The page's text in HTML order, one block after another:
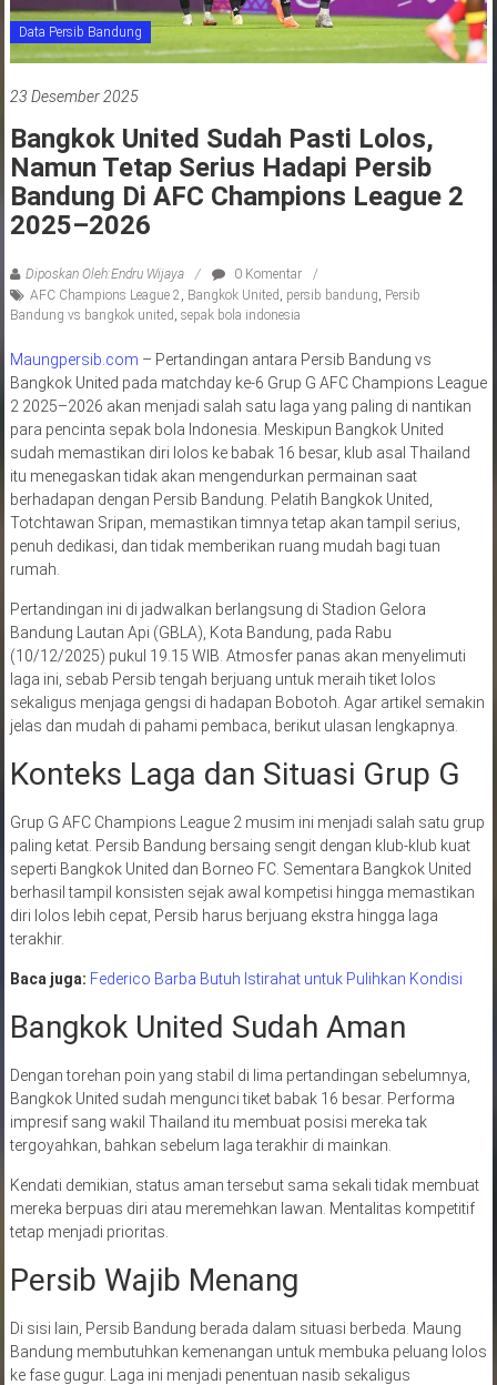
Data Persib Bandung
23 Desember 2025
Bangkok United Sudah Pasti Lolos,
Namun Tetap Serius Hadapi Persib
Bandung Di AFC Champions League 2
2025–2026
Diposkan Oleh:Endru Wijaya
0 Komentar
AFC Champions League 2
Bangkok United persib bandung Persib
Bandung vs bangkok united sepak bola indonesia
Maungpersib.com – Pertandingan antara Persib Bandung vs
Bangkok United pada matchday ke-6 Grup G AFC Champions League
2 2025–2026 akan menjadi salah satu laga yang paling di nantikan
para pencinta sepak bola Indonesia. Meskipun Bangkok United
sudah memastikan diri lolos ke babak 16 besar, klub asal Thailand
itu menegaskan tidak akan mengendurkan permainan saat
berhadapan dengan Persib Bandung. Pelatih Bangkok United,
Totchtawan Sripan, memastikan timnya tetap akan tampil serius,
penuh dedikasi, dan tidak memberikan ruang mudah bagi tuan
rumah.
Pertandingan ini di jadwalkan berlangsung di Stadion Gelora
Bandung Lautan Api (GBLA), Kota Bandung, pada Rabu
(10/12/2025) pukul 19.15 WIB. Atmosfer panas akan menyelimuti
laga ini, sebab Persib tengah berjuang untuk meraih tiket lolos
sekaligus menjaga gengsi di hadapan Bobotoh. Agar artikel semakin
jelas dan mudah di pahami pembaca, berikut ulasan lengkapnya.
Konteks Laga dan Situasi Grup G
Grup G AFC Champions League 2 musim ini menjadi salah satu grup
paling ketat. Persib Bandung bersaing sengit dengan klub-klub kuat
seperti Bangkok United dan Borneo FC. Sementara Bangkok United
berhasil tampil konsisten sejak awal kompetisi hingga memastikan
diri lolos lebih cepat, Persib harus berjuang ekstra hingga laga
terakhir.
Baca juga: Federico Barba Butuh Istirahat untuk Pulihkan Kondisi
Bangkok United Sudah Aman
Dengan torehan poin yang stabil di lima pertandingan sebelumnya,
Bangkok United sudah mengunci tiket babak 16 besar. Performa
impresif sang wakil Thailand itu membuat posisi mereka tak
tergoyahkan, bahkan sebelum laga terakhir di mainkan.
Kendati demikian, status aman tersebut sama sekali tidak membuat
mereka berpuas diri atau meremehkan lawan. Mentalitas kompetitif
tetap menjadi prioritas.
Persib Wajib Menang
Di sisi lain, Persib Bandung berada dalam situasi berbeda. Maung
Bandung membutuhkan kemenangan untuk membuka peluang lolos
ke fase gugur. Laga ini menjadi penentuan nasib sekaligus